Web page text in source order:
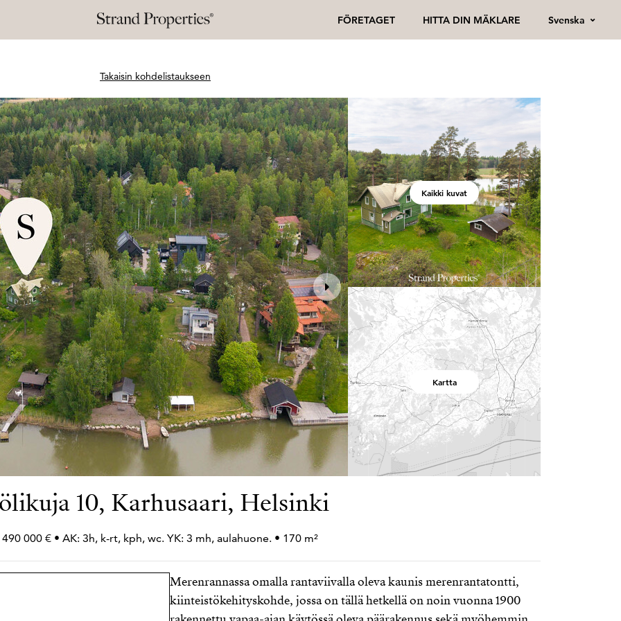
FÖRETAGET HITTA DIN MÄKLARE Svenska
Takaisin kohdelistaukseen
Kaikki kuvat
Kartta
10, Karhusaari, Helsinki
000 € • AK: 3h, k-rt, kph, wc. YK: 3 mh, aulahuone. • 170 m²
Merenrannassa omalla rantaviivalla oleva kaunis merenrantatontti,
kiinteistökehityskohde, jossa on tällä hetkellä on noin vuonna 1900